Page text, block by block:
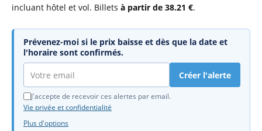
incluant hôtel et vol. Billets à partir de 38.21 €.
Prévenez-moi si le prix baisse et dès que la date et
l'horaire sont confirmés.
Créer l'alerte
J'accepte de recevoir ces alertes par email.
Vie privée et confidentialité
Plus d'options